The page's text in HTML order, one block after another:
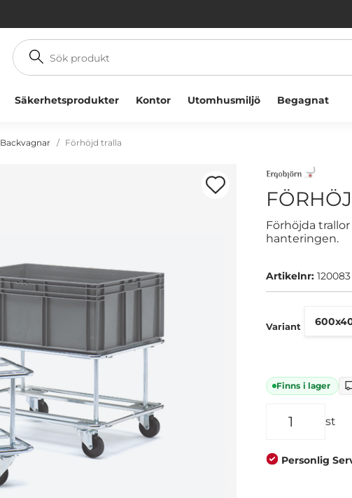
Sök
produkt
Säkerhetsprodukter Kontor Utomhusmiljö Begagnat
Backvagnar Förhöjd tralla
Förhöjda
hanteringen.
Artikelnr: 120083
Variant
Finns i lager
st
Personlig
Välkommen! Välj hur du vill handla:
Företag